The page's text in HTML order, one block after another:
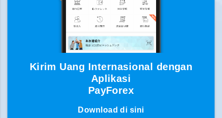
Kirim Uang Internasional dengan
Aplikasi
PayForex
Download di sini